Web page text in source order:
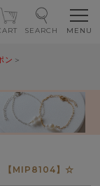
ン ＞
SEARCH
【MIP8104】☆